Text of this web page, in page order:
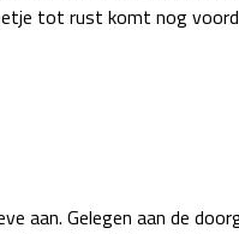
tot rust komt nog
aan. Gelegen aan de